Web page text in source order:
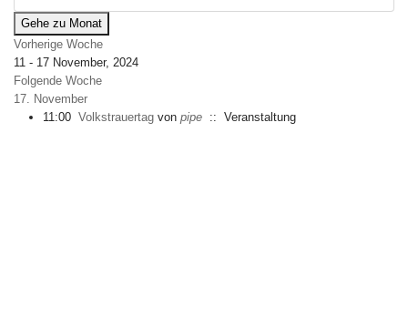
Gehe zu Monat
Vorherige Woche
11 - 17 November, 2024
Folgende Woche
17. November
11:00 Volkstrauertag von pipe :: Veranstaltung